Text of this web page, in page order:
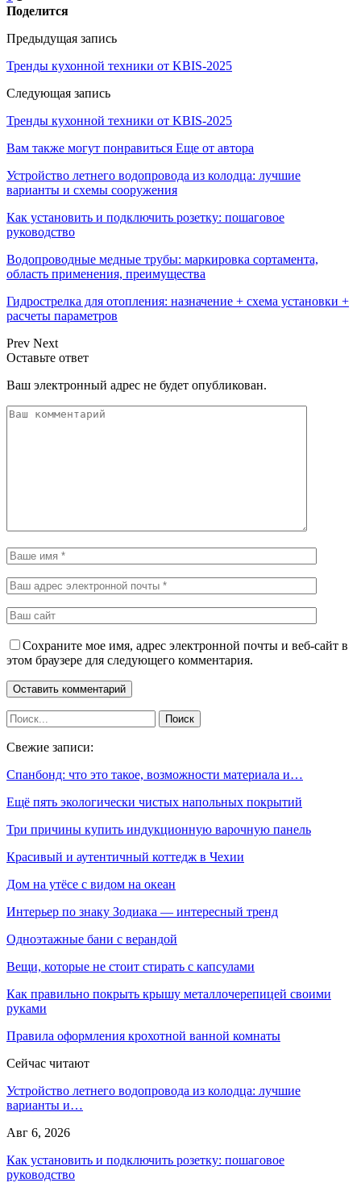
Поделится
Предыдущая запись
Тренды кухонной техники от KBIS-2025
Следующая запись
Тренды кухонной техники от KBIS-2025
Вам также могут понравиться Еще от автора
Устройство летнего водопровода из колодца: лучшие
варианты и схемы сооружения
Как установить и подключить розетку: пошаговое
руководство
Водопроводные медные трубы: маркировка сортамента,
область применения, преимущества
Гидрострелка для отопления: назначение + схема установки +
расчеты параметров
Prev Next
Оставьте ответ
Ваш электронный адрес не будет опубликован.
Сохраните мое имя, адрес электронной почты и веб-сайт в
этом браузере для следующего комментария.
Свежие записи:
Спанбонд: что это такое, возможности материала и…
Ещё пять экологически чистых напольных покрытий
Три причины купить индукционную варочную панель
Красивый и аутентичный коттедж в Чехии
Дом на утёсе с видом на океан
Интерьер по знаку Зодиака — интересный тренд
Одноэтажные бани с верандой
Вещи, которые не стоит стирать с капсулами
Как правильно покрыть крышу металлочерепицей своими
руками
Правила оформления крохотной ванной комнаты
Сейчас читают
Устройство летнего водопровода из колодца: лучшие
варианты и…
Авг 6, 2026
Как установить и подключить розетку: пошаговое
руководство